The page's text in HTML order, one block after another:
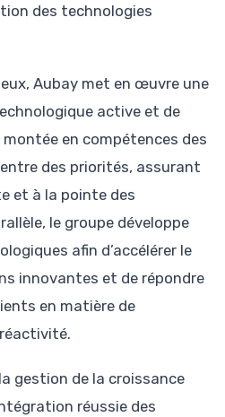
des technologies
Aubay met en œuvre une
active et de
en compétences des
des priorités, assurant
et à la pointe des
le groupe développe
afin d’accélérer le
innovantes et de répondre
en matière de
gestion de la croissance
réussie des